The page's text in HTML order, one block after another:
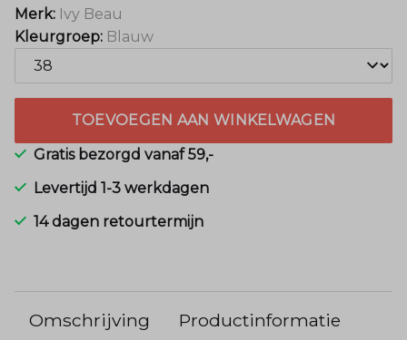
Merk: Ivy Beau
Kleurgroep: Blauw
TOEVOEGEN AAN WINKELWAGEN
Gratis bezorgd vanaf 59,-
Levertijd 1-3 werkdagen
14 dagen retourtermijn
Omschrijving Productinformatie